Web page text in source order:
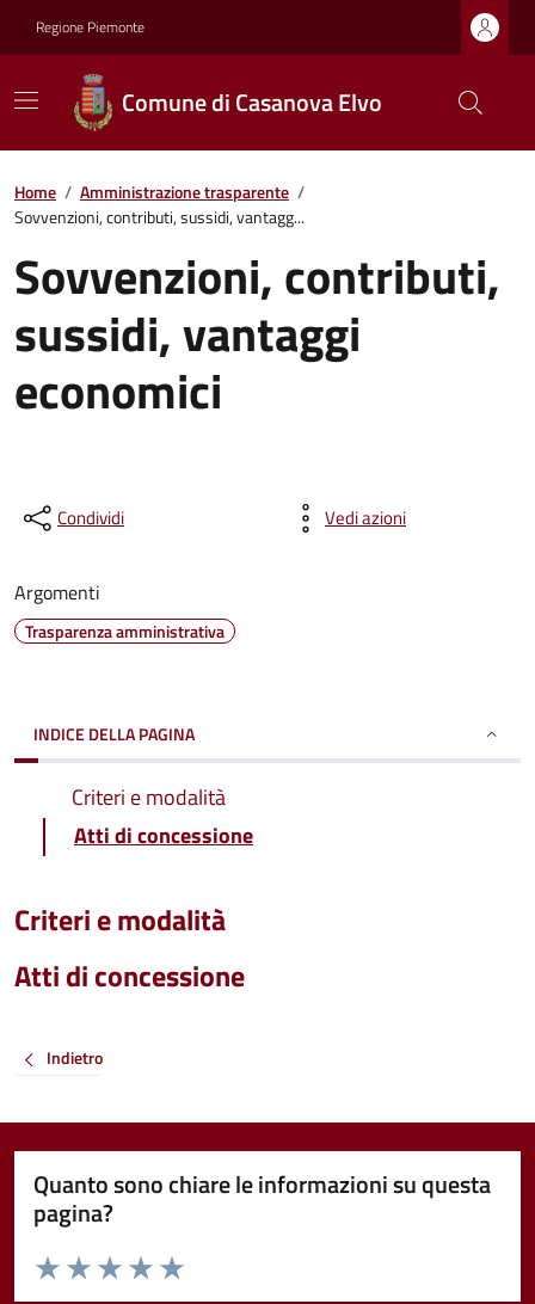
Regione Piemonte
Comune di Casanova Elvo
Home / Amministrazione trasparente /
Sovvenzioni, contributi, sussidi, vantagg...
Sovvenzioni, contributi,
sussidi, vantaggi
economici
Condividi Vedi azioni
Argomenti
Trasparenza amministrativa
INDICE DELLA PAGINA
Criteri e modalità
Atti di concessione
Criteri e modalità
Atti di concessione
Indietro
Quanto sono chiare le informazioni su questa
pagina?
Valuta da 1 a 5 stelle la pagina
Valuta 5 stelle su 5
Valuta 4 stelle su 5
Valuta 3 stelle su 5
Valuta 2 stelle su 5
Valuta 1 stelle su 5